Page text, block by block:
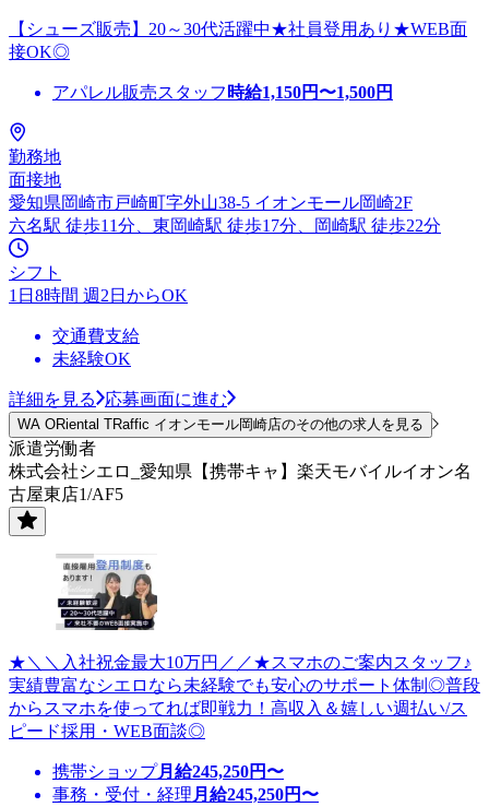
【シューズ販売】20～30代活躍中★社員登用あり★WEB面
接OK◎
アパレル販売スタッフ 時給1,150円〜1,500円
勤務地
面接地
愛知県岡崎市戸崎町字外山38-5 イオンモール岡崎2F
六名駅 徒歩11分、東岡崎駅 徒歩17分、岡崎駅 徒歩22分
シフト
1日8時間 週2日からOK
交通費支給
未経験OK
詳細を見る 応募画面に進む
WA ORiental TRaffic イオンモール岡崎店のその他の求人を見る
派遣労働者
株式会社シエロ_愛知県【携帯キャ】楽天モバイルイオン名
古屋東店1/AF5
★＼＼入社祝金最大10万円／／★スマホのご案内スタッフ♪
実績豊富なシエロなら未経験でも安心のサポート体制◎普段
からスマホを使ってれば即戦力！高収入＆嬉しい週払い/ス
ピード採用・WEB面談◎
携帯ショップ月給245,250円〜
事務・受付・経理 月給245,250円〜